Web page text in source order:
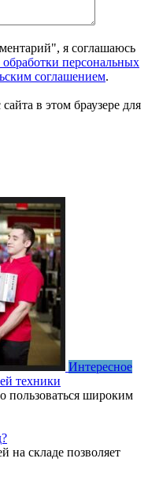
я соглашаюсь
персональных
соглашением.
в этом браузере для
Интересное
техники
пользоваться широким
на складе позволяет